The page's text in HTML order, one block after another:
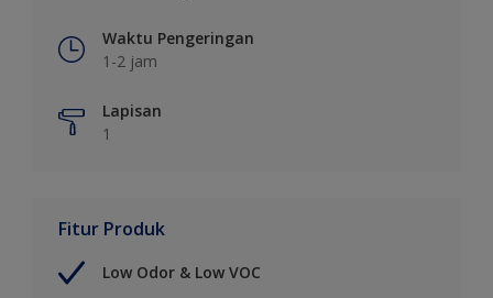
Waktu Pengeringan
1-2 jam
Lapisan
1
Fitur Produk
Low Odor & Low VOC